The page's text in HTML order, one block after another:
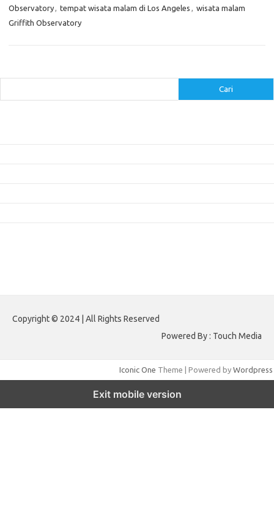
Observatory, tempat wisata malam di Los Angeles , wisata malam
Griffith Observatory
Cari
Copyright © 2024 | All Rights Reserved
Powered By : Touch Media
Iconic One Theme | Powered by Wordpress
Exit mobile version